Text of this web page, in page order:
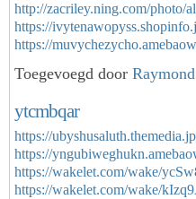
http://zacriley.ning.com/photo/
https://
https://
Toegevoegd door Raymond
ytcmbqar
https://
https://
https://wakelet.com/wake/
https://wakelet.com/wake/